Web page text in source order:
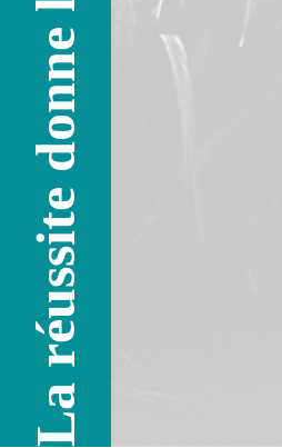
La réussite donne l'envie